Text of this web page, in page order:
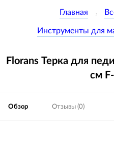
Главная
Инструменты для
Florans Терка для
см
Обзор Отзывы (0)